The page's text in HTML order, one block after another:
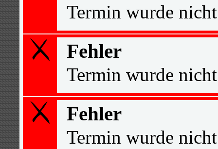
Termin wurde
Fehler
Termin wurde
Fehler
Termin wurde